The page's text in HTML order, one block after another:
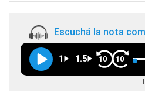
Escuchá la nota
1 1.5 10 10